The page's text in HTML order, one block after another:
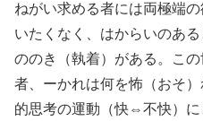
ねがい求める者には両極端
いたくなく、はからいのあ
ののき（執着）がある。こ
者、ーかれは何を怖（おそ
的思考の運動（快⇔不快）